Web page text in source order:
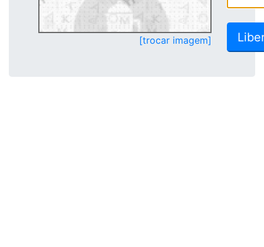
[trocar imagem]